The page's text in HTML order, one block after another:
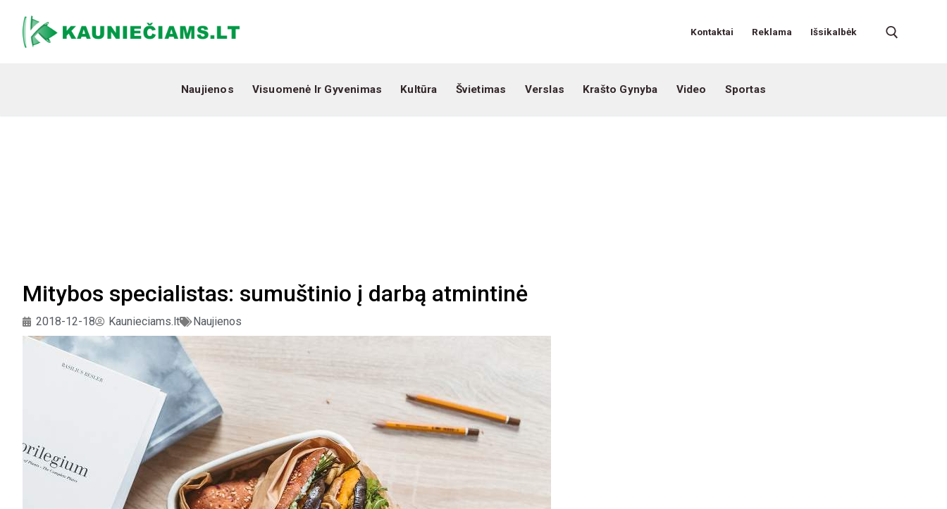
Kontaktai Reklama Išsikalbėk
Naujienos Visuomenė Ir Gyvenimas Kultūra Švietimas Verslas Krašto Gynyba Video Sportas
Mitybos specialistas: sumuštinio į darbą atmintinė
2018-12-18 Kaunieciams.lt Naujienos